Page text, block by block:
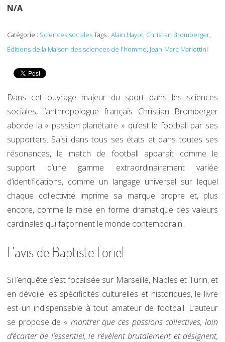
N/A
Catégorie : Sciences socialesTags : Alain Hayot, Christian Bromberger,
Éditions de la Maison des sciences de l'homme, Jean-Marc Mariottini
Dans cet ouvrage majeur du sport dans les sciences
sociales, l’anthropologue français Christian Bromberger
aborde la « passion planétaire » qu’est le football par ses
supporters. Saisi dans tous ses états et dans toutes ses
résonances, le match de football apparaît comme le
support d’une gamme extraordinairement variée
d’identifications, comme un langage universel sur lequel
chaque collectivité imprime sa marque propre et, plus
encore, comme la mise en forme dramatique des valeurs
cardinales qui façonnent le monde contemporain.
L'avis de Baptiste Foriel
Si l’enquête s’est focalisée sur Marseille, Naples et Turin, et
en dévoile les spécificités culturelles et historiques, le livre
est un indispensable à tout amateur de football. L’auteur
se propose de « montrer que ces passions collectives, loin
d’écarter de l’essentiel, le révèlent brutalement et désignent,